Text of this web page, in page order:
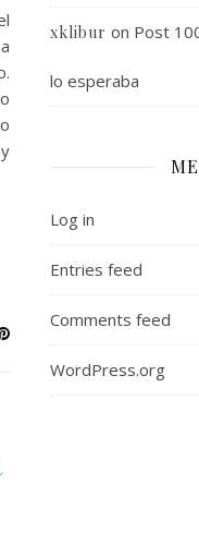
xklibur on Post
lo esperaba
Log in
Entries feed
Comments feed
WordPress.org